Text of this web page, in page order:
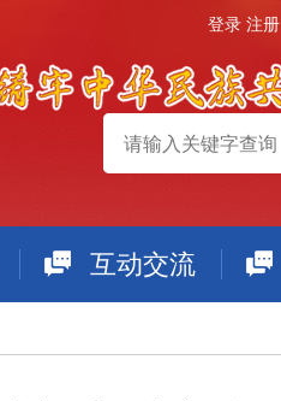
登录 注册
搜索
互动交流